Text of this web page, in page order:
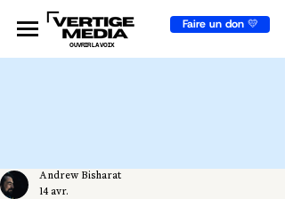
Faire un don 💛
OUVRIR LA VOIX
Andrew Bisharat
14 avr.